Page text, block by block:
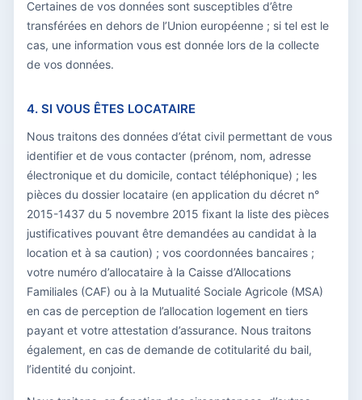
Certaines de vos données sont susceptibles d’être
transférées en dehors de l’Union européenne ; si tel est le
cas, une information vous est donnée lors de la collecte
de vos données.
4. SI VOUS ÊTES LOCATAIRE
Nous traitons des données d’état civil permettant de vous
identifier et de vous contacter (prénom, nom, adresse
électronique et du domicile, contact téléphonique) ; les
pièces du dossier locataire (en application du décret n°
2015-1437 du 5 novembre 2015 fixant la liste des pièces
justificatives pouvant être demandées au candidat à la
location et à sa caution) ; vos coordonnées bancaires ;
votre numéro d’allocataire à la Caisse d’Allocations
Familiales (CAF) ou à la Mutualité Sociale Agricole (MSA)
en cas de perception de l’allocation logement en tiers
payant et votre attestation d’assurance. Nous traitons
également, en cas de demande de cotitularité du bail,
l’identité du conjoint.